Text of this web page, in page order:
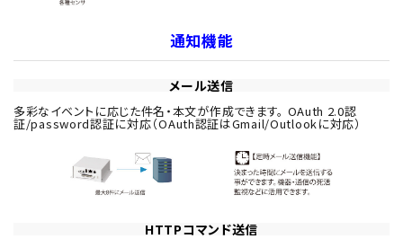
通知機能
メール送信
多彩なイベントに応じた件名・本文が作成できます。 OAuth 2.0認
証/password認証に対応（OAuth認証はGmail/Outlookに対応）
HTTPコマンド送信